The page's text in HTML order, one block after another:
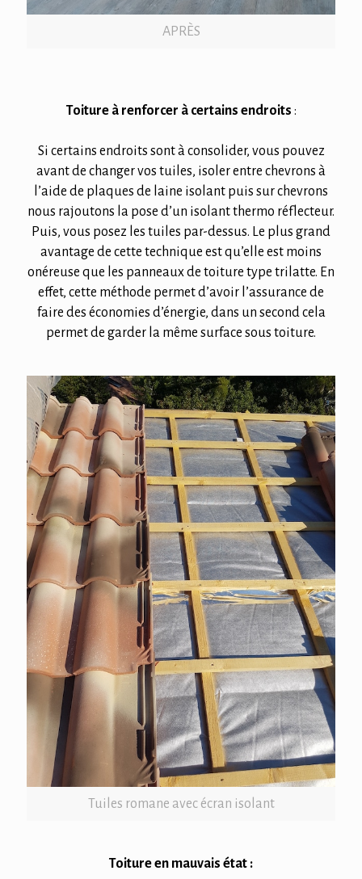
APRÈS
Toiture à renforcer à certains endroits :
Si certains endroits sont à consolider, vous pouvez
avant de changer vos tuiles, isoler entre chevrons à
l’aide de plaques de laine isolant puis sur chevrons
nous rajoutons la pose d’un isolant thermo réflecteur.
Puis, vous posez les tuiles par-dessus. Le plus grand
avantage de cette technique est qu’elle est moins
onéreuse que les panneaux de toiture type trilatte. En
effet, cette méthode permet d’avoir l’assurance de
faire des économies d’énergie, dans un second cela
permet de garder la même surface sous toiture.
Tuiles romane avec écran isolant
Toiture en mauvais état :